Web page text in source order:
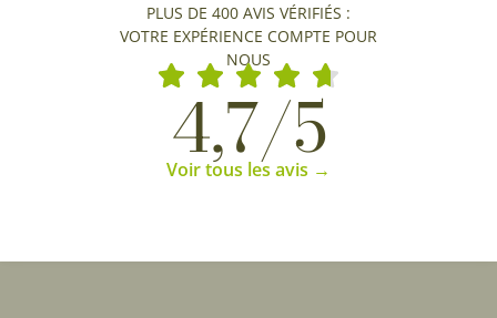
PLUS DE 400 AVIS VÉRIFIÉS :
VOTRE EXPÉRIENCE COMPTE POUR
NOUS
4,7/5
Voir tous les avis →